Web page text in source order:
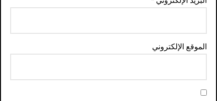
الموقع الإلكتروني